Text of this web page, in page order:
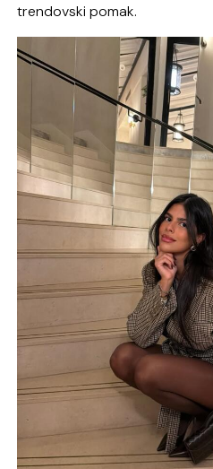
trendovski pomak.